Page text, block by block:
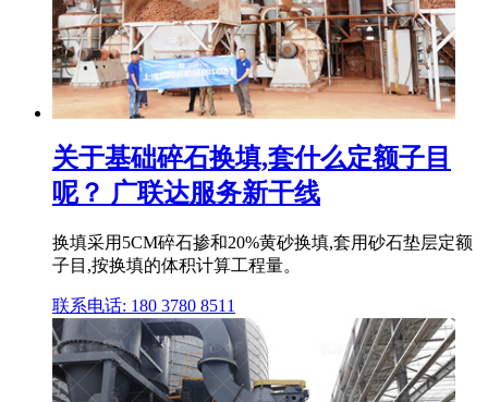
关于基础碎石换填,套什么定额子目
呢？ 广联达服务新干线
换填采用5CM碎石掺和20%黄砂换填,套用砂石垫层定额
子目,按换填的体积计算工程量。
联系电话: 180 3780 8511